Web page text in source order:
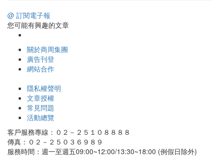
@ 訂閱電子報
您可能有興趣的文章
關於商周集團
廣告刊登
網站合作
隱私權聲明
文章授權
常見問題
活動總覽
客戶服務專線：０２－２５１０８８８８
傳真：０２－２５０３６９８９
服務時間：週一至週五09:00~12:00/13:30~18:00 (例假日除外)